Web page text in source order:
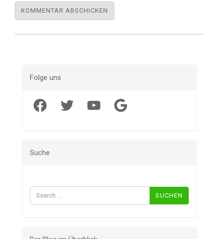
Folge uns
Facebook Twitter YouTube Google
Suche
Suchen
nach: